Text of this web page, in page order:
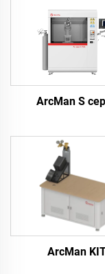
ArcMan S
ArcMan